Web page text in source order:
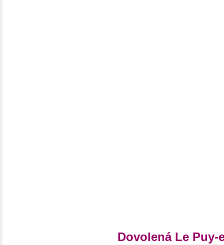
Dovolená Le Puy-